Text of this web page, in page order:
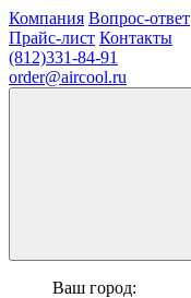
Компания Вопрос-ответ
Прайс-лист Контакты
(812)331-84-91
order@aircool.ru
Ваш город: